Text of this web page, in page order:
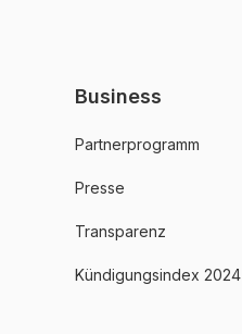
Business
Partnerprogramm
Presse
Transparenz
Kündigungsindex 2024